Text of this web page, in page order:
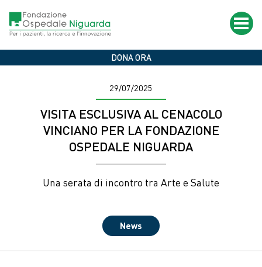
contenuto
principale
DONA ORA
Nasce la Fondazione Ospedale Niguarda
29/07/2025
VISITA ESCLUSIVA AL CENACOLO
VINCIANO PER LA FONDAZIONE
OSPEDALE NIGUARDA
Una serata di incontro tra Arte e Salute
News